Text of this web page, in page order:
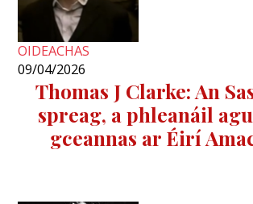
OIDEACHAS
09/04/2026
Thomas J Clarke: An
spreag, a phleanáil
gceannas ar Éirí